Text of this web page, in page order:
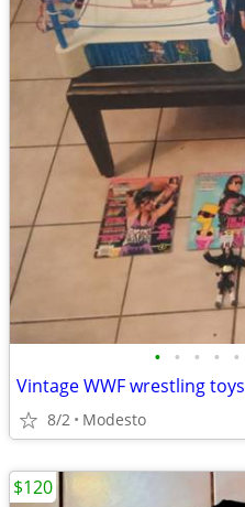
• • • • •
Vintage WWF wrestling toys
8/2 Modesto
$120